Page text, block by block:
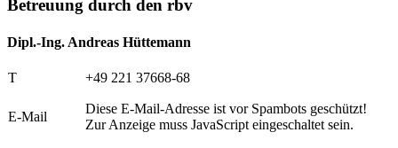
Betreuung durch den rbv
Dipl.-Ing. Andreas Hüttemann
T +49 221 37668-68
E-Mail
Diese E-Mail-Adresse ist vor Spambots geschützt!
Zur Anzeige muss JavaScript eingeschaltet sein.